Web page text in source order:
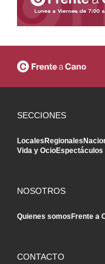
SECCIONES
LocalesRegionales
Vida y OcioEspectáculos
NOSOTROS
Quienes somosFrente a
CONTACTO